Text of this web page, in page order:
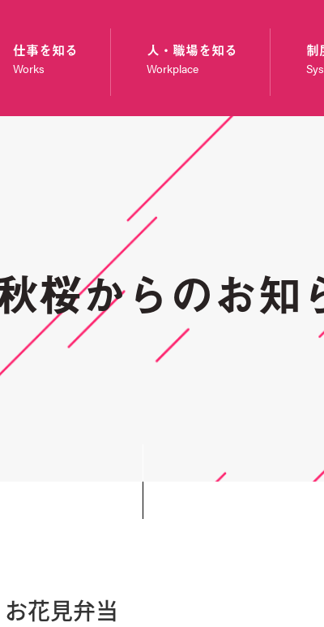
仕事を知る
Works
人・職場を知る
Workplace
制
桜からのお知
お花見弁当